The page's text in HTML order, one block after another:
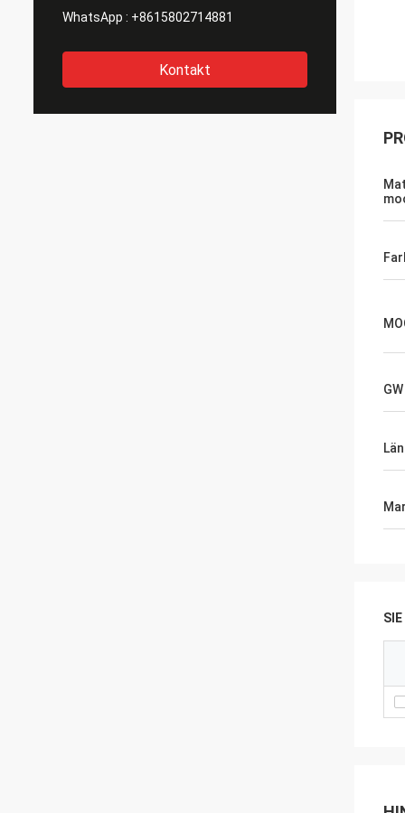
WhatsApp : +8615802714881
Kontakt
GW